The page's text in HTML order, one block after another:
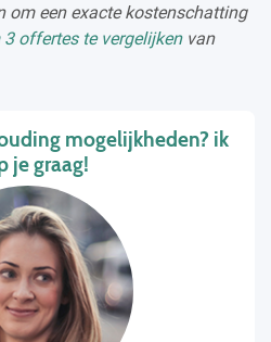
om een exacte kostenschatting
offertes te vergelijkenvan
mogelijkheden? ik
je graag!